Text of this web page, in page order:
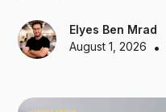
Elyes Ben Mrad
August 1, 2026
•